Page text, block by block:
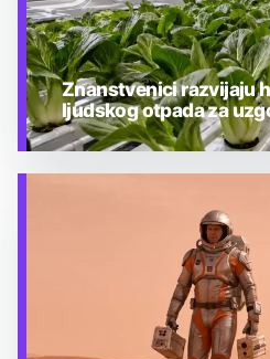
Znanstvenici razvijaju
ljudskog otpada za